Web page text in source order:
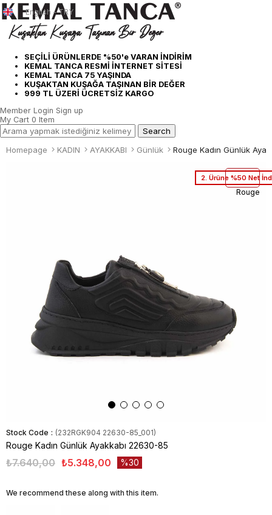
SEÇİLİ ÜRÜNLERDE %50'e VARAN İNDİRİM
KEMAL TANCA RESMİ İNTERNET SİTESİ
KEMAL TANCA 75 YAŞINDA
KUŞAKTAN KUŞAĞA TAŞINAN BİR DEĞER
999 TL ÜZERİ ÜCRETSİZ KARGO
English - TRY
Member Login Sign up
My Cart 0 Item
Homepage KADIN AYAKKABI Günlük Rouge Kadın Günlük
2. Ürüne %50 Net
Rouge
Stock Code (232RGK904 22630-85_001)
Rouge Kadın Günlük Ayakkabı 22630-85
₺7.640,00 ₺5.348,00 30
We recommend these along with this item.